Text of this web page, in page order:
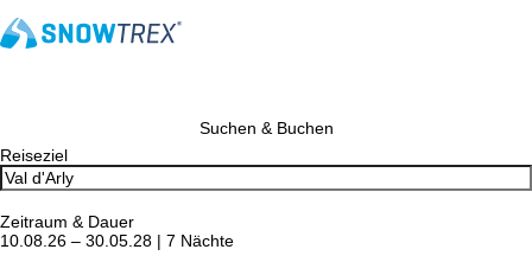
Suchen & Buchen
Reiseziel
Zeitraum & Dauer
10.08.26 – 30.05.28 | 7 Nächte